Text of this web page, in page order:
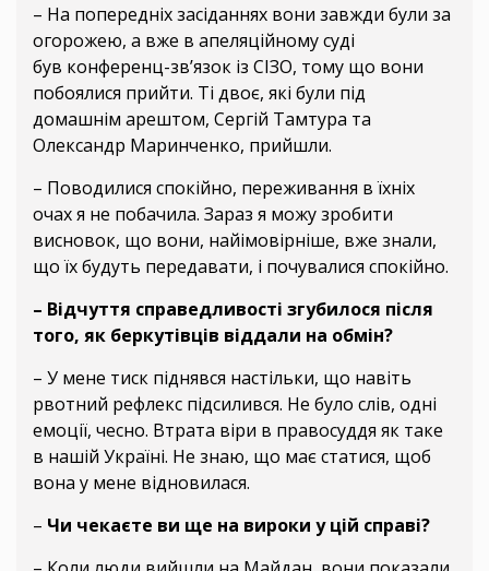
– На попередніх засіданнях вони завжди були за
огорожею, а вже в апеляційному суді
був конференц-зв’язок із СІЗО, тому що вони
побоялися прийти. Ті двоє, які були під
домашнім арештом, Сергій Тамтура та
Олександр Маринченко, прийшли.
– Поводилися спокійно, переживання в їхніх
очах я не побачила. Зараз я можу зробити
висновок, що вони, найімовірніше, вже знали,
що їх будуть передавати, і почувалися спокійно.
– Відчуття справедливості згубилося після
того, як беркутівців віддали на обмін?
– У мене тиск піднявся настільки, що навіть
рвотний рефлекс підсилився. Не було слів, одні
емоції, чесно. Втрата віри в правосуддя як таке
в нашій Україні. Не знаю, що має статися, щоб
вона у мене відновилася.
– Чи чекаєте ви ще на вироки у цій справі?